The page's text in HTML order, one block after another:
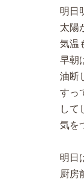
明日
太陽
気温
早朝
油断
すっ
して
気を
明日
厨房